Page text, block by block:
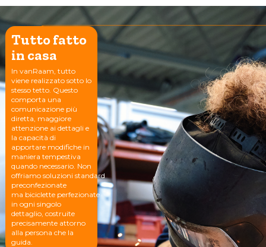
Tutto fatto
in casa
In vanRaam, tutto
viene realizzato sotto lo
stesso tetto. Questo
comporta una
comunicazione più
diretta, maggiore
attenzione ai dettagli e
la capacità di
apportare modifiche in
maniera tempestiva
quando necessario. Non
offriamo soluzioni standard
preconfezionate
ma biciclette perfezionate
in ogni singolo
dettaglio, costruite
precisamente attorno
alla persona che la
guida.